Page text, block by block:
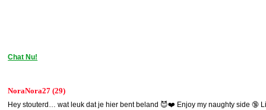
Chat Nu!
NoraNora27 (29)
Hey stouterd… wat leuk dat je hier bent beland 😈❤️ Enjoy my naughty side 🔞